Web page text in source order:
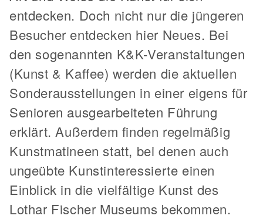
entdecken. Doch nicht nur die jüngeren
Besucher entdecken hier Neues. Bei
den sogenannten K&K-Veranstaltungen
(Kunst & Kaffee) werden die aktuellen
Sonderausstellungen in einer eigens für
Senioren ausgearbeiteten Führung
erklärt. Außerdem finden regelmäßig
Kunstmatineen statt, bei denen auch
ungeübte Kunstinteressierte einen
Einblick in die vielfältige Kunst des
Lothar Fischer Museums bekommen.